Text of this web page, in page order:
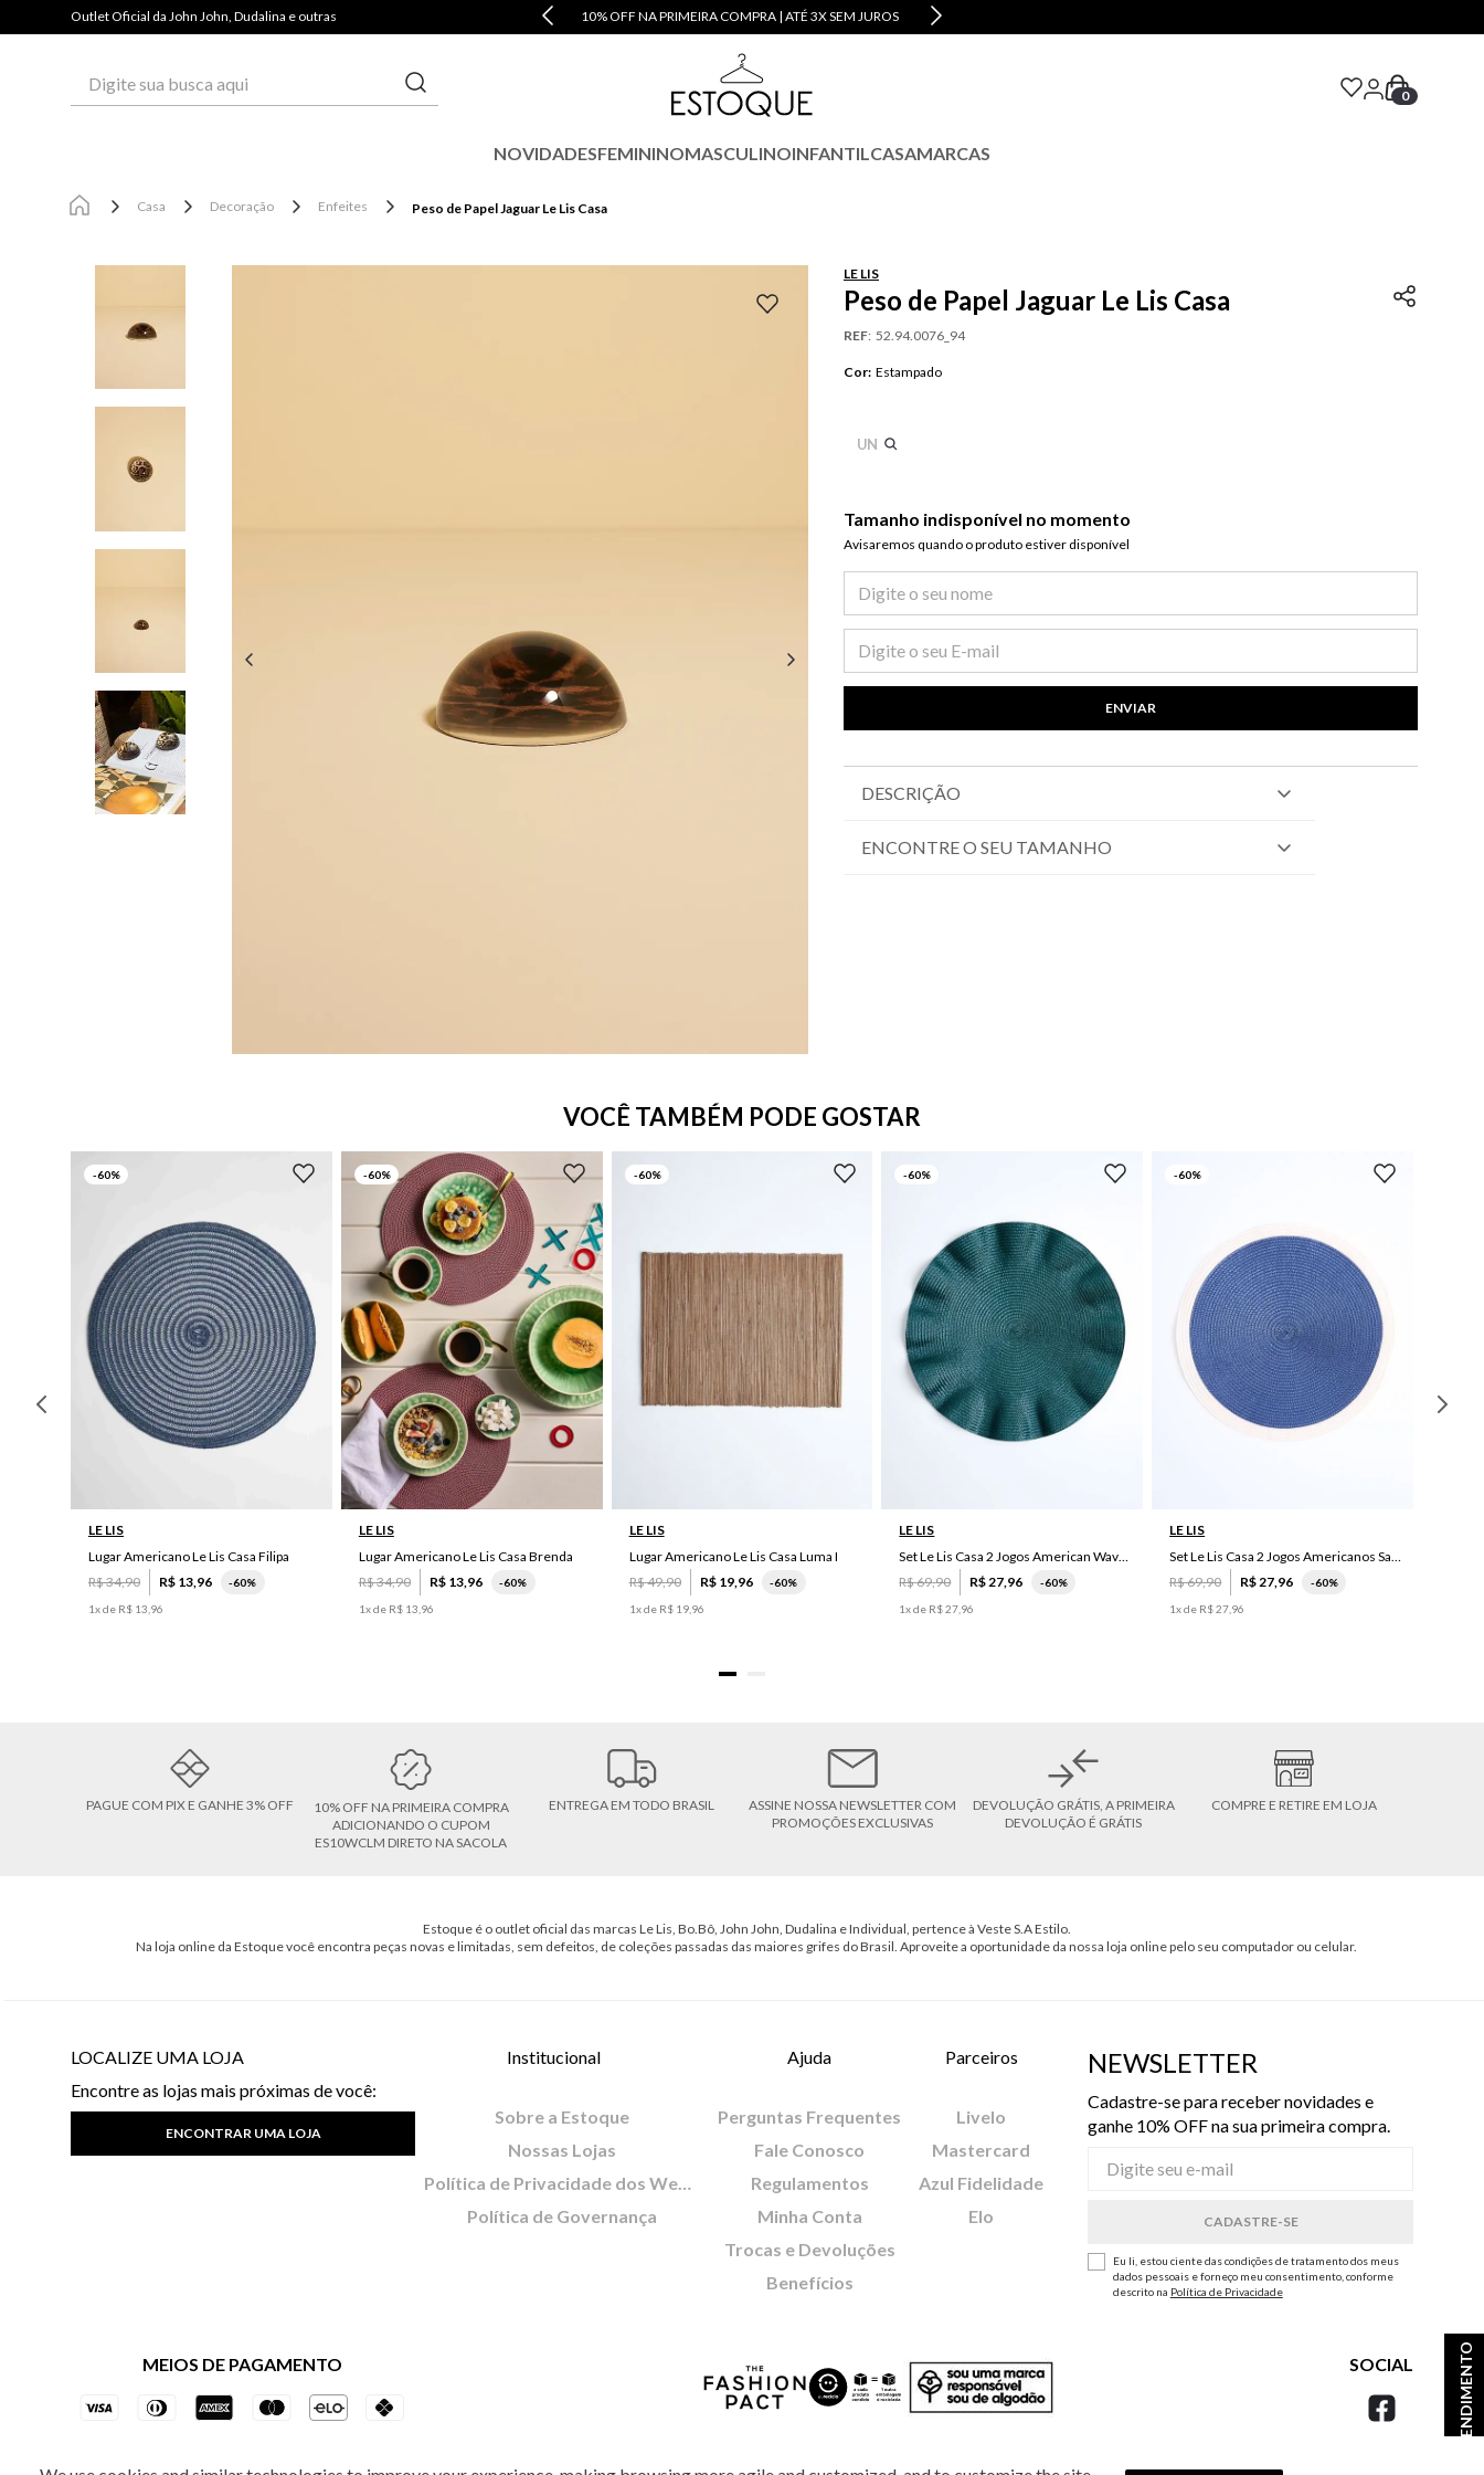
Outlet Oficial da John John, Dudalina e outrasPAGUE COM PIX E GANHE 3% OFF* 10% OFF NA PRIMEIRA COMPRA | ATÉ 3X SEM JUROS
0
NOVIDADESFEMININOMASCULINOINFANTILCASAMARCAS
ATENDIMENTO
Casa Decoração Enfeites Peso de Papel Jaguar Le Lis Casa
LE LIS
Peso de Papel Jaguar Le Lis Casa
REF: 52.94.0076_94
Cor: Estampado
UN
Tamanho indisponível no momento
Avisaremos quando o produto estiver disponível​
ENVIAR
DESCRIÇÃO
ENCONTRE O SEU TAMANHO
VOCÊ TAMBÉM PODE GOSTAR
-60%
LE LIS
Lugar Americano Le Lis Casa Filipa
R$34,90 R$ 13,96 -60%
1x de R$ 13 96
-60%
UN
LE LIS
Lugar Americano Le Lis Casa Brenda
R$34,90 R$ 13,96 -60%
1x de R$ 13 96
-60%
LE LIS
Lugar Americano Le Lis Casa Luma I
R$49,90 R$ 19,96 -60%
1x de R$ 19, 96
-60%
LE LIS
Set Le Lis Casa 2 Jogos American Wave Green
R$69,90 R$27,96 -60%
1x de R$27 96
-60%
LE LIS
Set Le Lis Casa 2 Jogos Americanos Saruê II
R$69,90 R$27,96 -60%
1x de R$27 96
PAGUE COM PIX E GANHE 3% OFF
10% OFF NA PRIMEIRA COMPRA
ADICIONANDO O CUPOM
ES10WCLM DIRETO NA SACOLA
ENTREGA EM TODO BRASIL
ASSINE NOSSA NEWSLETTER COM
PROMOÇÕES EXCLUSIVAS
DEVOLUÇÃO GRÁTIS, A PRIMEIRA
DEVOLUÇÃO É GRÁTIS
COMPRE E RETIRE EM LOJA
Estoque é o outlet oficial das marcas Le Lis, Bo.Bô, John John, Dudalina e Individual, pertence à Veste S.A Estilo.
Na loja online da Estoque você encontra peças novas e limitadas, sem defeitos, de coleções passadas das maiores grifes do Brasil. Aproveite a oportunidade da nossa loja online pelo seu computador ou celular.
LOCALIZE UMA LOJA
Encontre as lojas mais próximas de você:
ENCONTRAR UMA LOJA
Institucional
Sobre a Estoque
Nossas Lojas
Política de Privacidade dos Websites
Política de Governança
Ajuda
Perguntas Frequentes
Fale Conosco
Regulamentos
Minha Conta
Trocas e Devoluções
Benefícios
Parceiros
Livelo
Mastercard
Azul Fidelidade
Elo
NEWSLETTER
Cadastre-se para receber novidades e
ganhe 10% OFF na sua primeira compra.
Eu li, estou ciente das condições de tratamento dos meus
dados pessoais e forneço meu consentimento, conforme
descrito na Política de Privacidade
MEIOS DE PAGAMENTO SOCIAL